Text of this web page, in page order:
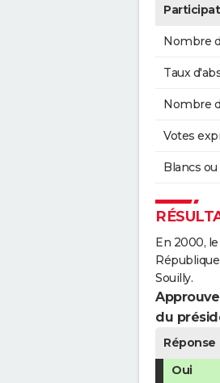
Nombre
Taux
Nombre
Votes
Blancs
En 2000,
Souilly.
du
Réponse
Oui